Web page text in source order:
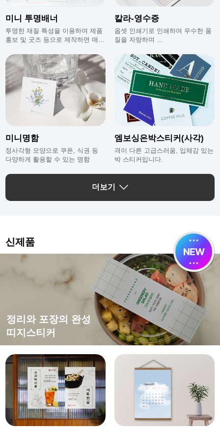
미니 투명배너
투명한 재질 특성을 이용하여 제품
홍보 및 굿즈 등으로 제작하면 매우
칼라-영수증
옵셋 인쇄기로 인쇄하여 우수한 품
질을 자랑하며
제품입니다.
미니명함
정사각형 모양으로 쿠폰, 식권 등
다양하게 활용할 수 있는 명함
엠보싱은박스티커(사각)
격이 다른 고급스러움, 입체감 있는
박 스티커입니다.
더보기
신제품
떨어지지 않는 강한 접착력
특수초강접스티커
평범한 엽서에 감성을 더하면?
캔버스엽서
홍보,이벤트에 효과적인
모양엽서
정리와 포장의 완성
띠지스티커